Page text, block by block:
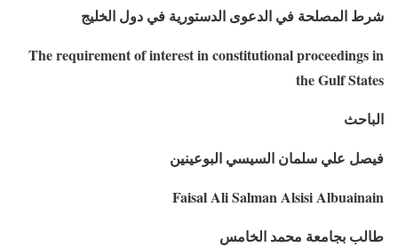
شرط المصلحة في الدعوى الدستورية في دول الخليج
The requirement of interest in constitutional proceedings in
the Gulf States
الباحث
فيصل علي سلمان السيسي البوعينين
Faisal Ali Salman Alsisi Albuainain
طالب بجامعة محمد الخامس